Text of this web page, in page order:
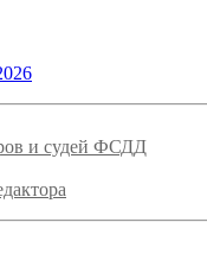
и судей ФСДД